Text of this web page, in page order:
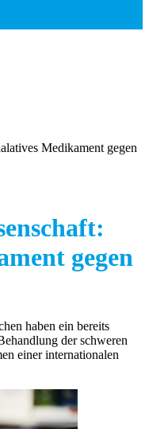
Medikament gegen
gegen
haben ein bereits
der schweren
einer internationalen